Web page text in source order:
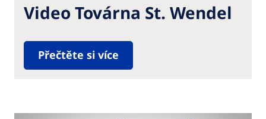
Video Továrna St. Wendel
Přečtěte si více